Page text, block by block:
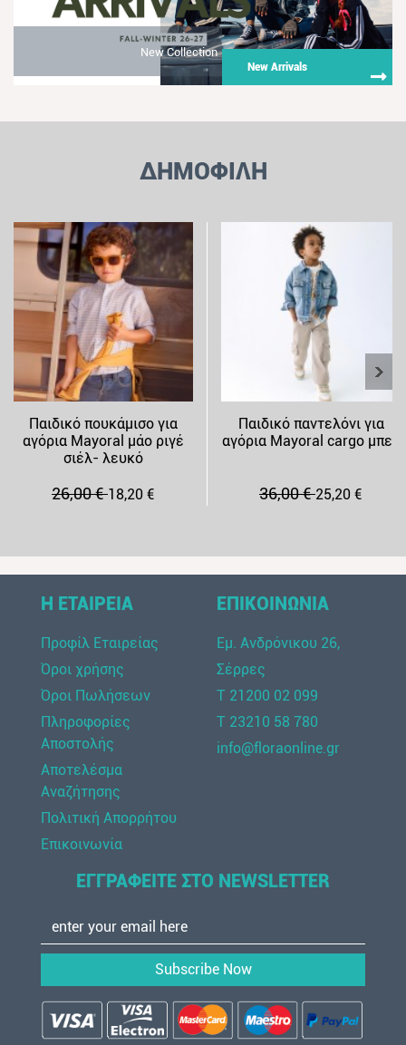
New Collection
New Arrivals
ΔΗΜΟΦΙΛΗ
Παιδικό πουκάμισο για
αγόρια Mayoral μάο ριγέ
σιέλ- λευκό
26,00 €18,20 €
Παιδικό παντελόνι για
αγόρια Mayoral cargo μπεζ
36,00 €25,20 €
Η ΕΤΑΙΡΕΙΑ
Προφίλ Εταιρείας
Όροι χρήσης
Όροι Πωλήσεων
Πληροφορίες
Αποστολής
Αποτελέσμα
Αναζήτησης
Πολιτική Απορρήτου
Επικοινωνία
ΕΠΙΚΟΙΝΩΝΙΑ
Εμ. Ανδρόνικου 26,
Σέρρες
Τ 21200 02 099
Τ 23210 58 780
info@floraonline.gr
ΕΓΓΡΑΦΕΙΤΕ ΣΤΟ NEWSLETTER
Subscribe Now